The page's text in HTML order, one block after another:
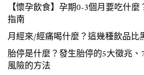
【懷孕飲食】孕期0-3個月要吃什
指南
月經來/經痛喝什麼？這幾種飲品比
胎停是什麼？發生胎停的5大徵兆
風險的方法